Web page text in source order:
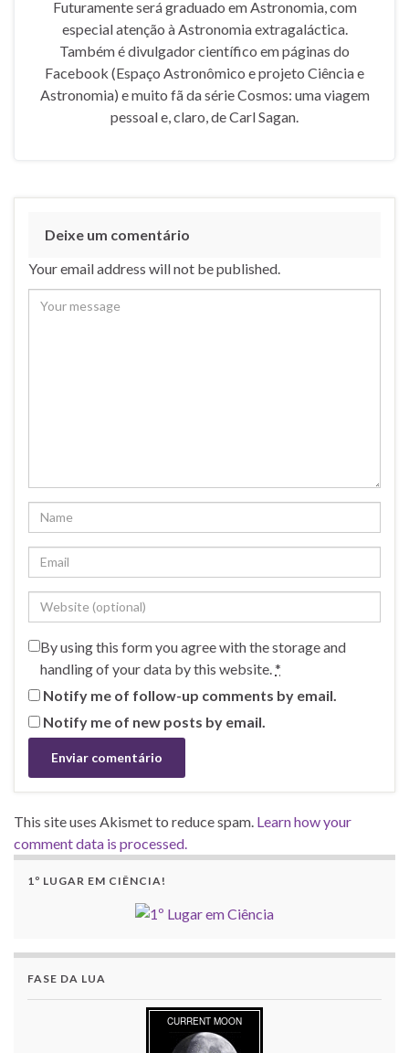
Futuramente será graduado em Astronomia, com
especial atenção à Astronomia extragaláctica.
Também é divulgador científico em páginas do
Facebook (Espaço Astronômico e projeto Ciência e
Astronomia) e muito fã da série Cosmos: uma viagem
pessoal e, claro, de Carl Sagan.
Deixe um comentário
Your email address will not be published.
By using this form you agree with the storage and
handling of your data by this website. *
Notify me of follow-up comments by email.
Notify me of new posts by email.
This site uses Akismet to reduce spam. Learn how your
comment data is processed.
1º LUGAR EM CIÊNCIA!
FASE DA LUA